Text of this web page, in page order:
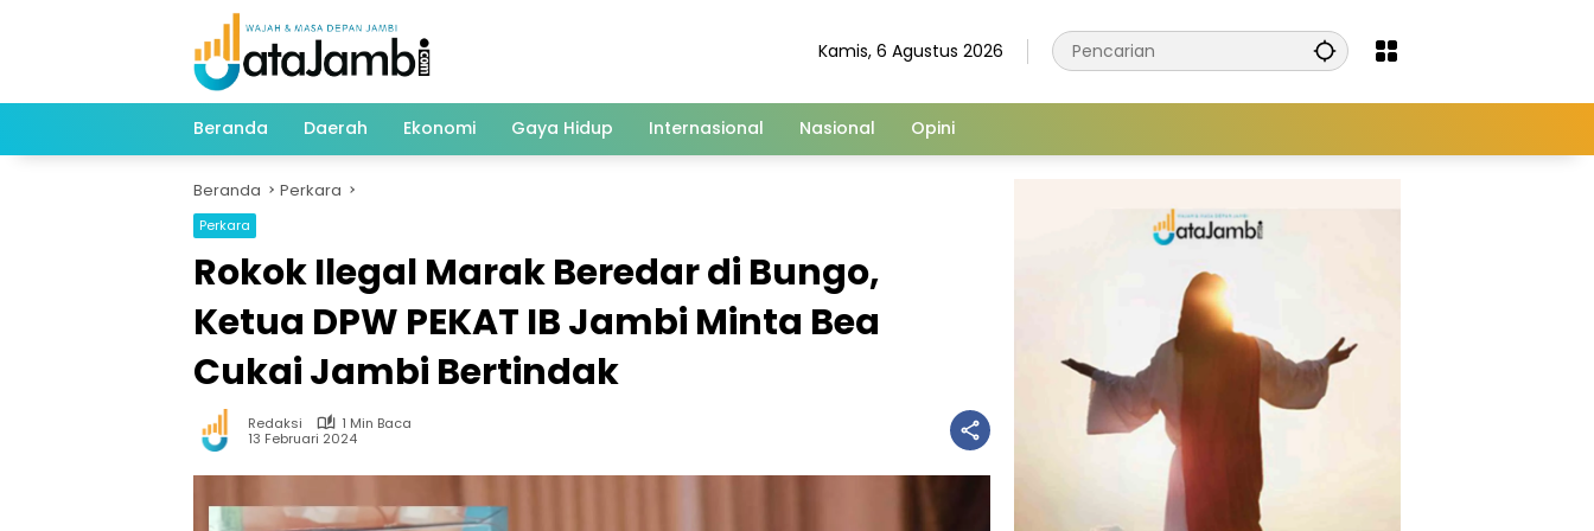
Kamis, 6 Agustus 2026
Beranda Daerah Ekonomi Gaya Hidup Internasional Nasional Opini
Beranda Perkara
Perkara
Rokok Ilegal Marak Beredar di Bungo,
Ketua DPW PEKAT IB Jambi Minta Bea
Cukai Jambi Bertindak
Redaksi
1 Min Baca
13 Februari 2024